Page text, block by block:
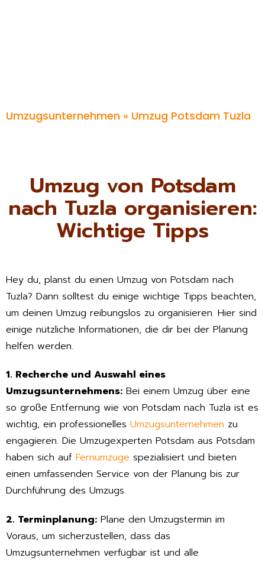
Umzugsunternehmen » Umzug Potsdam Tuzla
Umzug von Potsdam
nach Tuzla organisieren:
Wichtige Tipps
Hey du, planst du einen Umzug von Potsdam nach
Tuzla? Dann solltest du einige wichtige Tipps beachten,
um deinen Umzug reibungslos zu organisieren. Hier sind
einige nützliche Informationen, die dir bei der Planung
helfen werden.
1. Recherche und Auswahl eines
Umzugsunternehmens: Bei einem Umzug über eine
so große Entfernung wie von Potsdam nach Tuzla ist es
wichtig, ein professionelles Umzugsunternehmen zu
engagieren. Die Umzugexperten Potsdam aus Potsdam
haben sich auf Fernumzüge spezialisiert und bieten
einen umfassenden Service von der Planung bis zur
Durchführung des Umzugs.
2. Terminplanung: Plane den Umzugstermin im
Voraus, um sicherzustellen, dass das
Umzugsunternehmen verfügbar ist und alle